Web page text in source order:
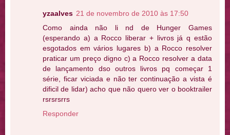
yzaalves 21 de novembro de 2010 às 17:50
Como ainda não li nd de Hunger Games
(esperando a) a Rocco liberar + livros já q estão
esgotados em vários lugares b) a Rocco resolver
praticar um preço digno c) a Rocco resolver a data
de lançamento dso outros livros pq começar 1
série, ficar viciada e não ter continuação a vista é
dificil de lidar) acho que não quero ver o booktrailer
rsrsrsrrs
Responder